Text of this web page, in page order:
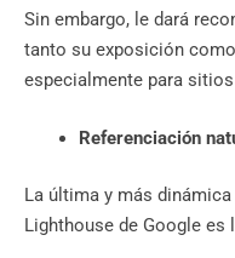
Sin embargo, le dará
tanto su exposición
especialmente para
Referenciación
La última y más
Lighthouse de Google es